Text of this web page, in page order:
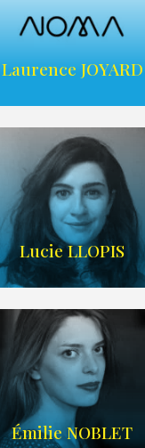
Laurence JOYARD
AGENCE NOMA
TALENTS
Lucie LLOPIS
LIEN IMDB
Émilie NOBLET